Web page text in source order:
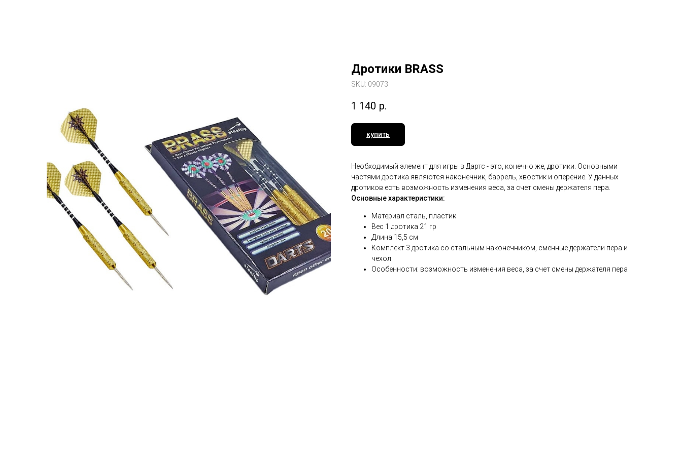
Дротики BRASS
SKU: 09073
1 140 р.
купить
Необходимый элемент для игры в Дартс - это, конечно же, дротики. Основными
частями дротика являются наконечник, баррель, хвостик и оперение. У данных
дротиков есть возможность изменения веса, за счет смены держателя пера.
Основные характеристики:
Материал сталь, пластик
Вес 1 дротика 21 гр
Длина 15,5 см
Комплект 3 дротика со стальным наконечником, сменные держатели пера и
чехол
Особенности: возможность изменения веса, за счет смены держателя пера